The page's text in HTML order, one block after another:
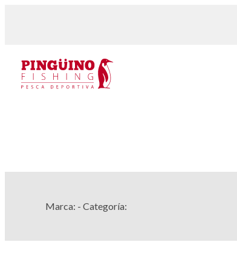
Marca: - Categoría: